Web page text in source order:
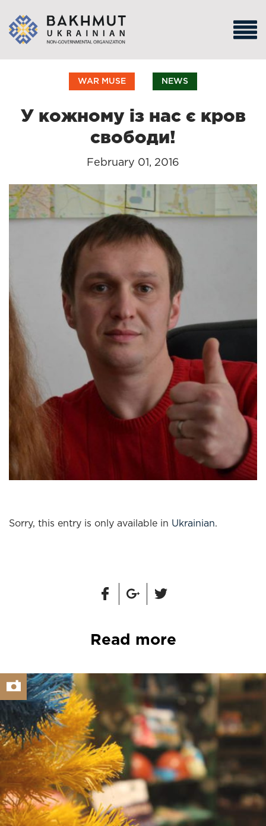
WAR MUSE NEWS
У кожному із нас є кров
свободи!
February 01, 2016
Sorry, this entry is only available in Ukrainian.
Read more